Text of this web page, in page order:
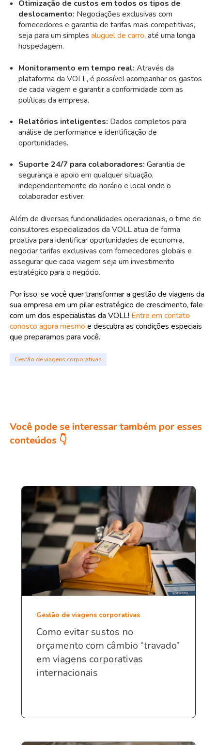
Otimização de custos em todos os tipos de
deslocamento: Negociações exclusivas com
fornecedores e garantia de tarifas mais competitivas,
seja para um simples aluguel de carro, até uma longa
hospedagem.
Monitoramento em tempo real: Através da
plataforma da VOLL, é possível acompanhar os gastos
de cada viagem e garantir a conformidade com as
políticas da empresa.
Relatórios inteligentes: Dados completos para
análise de performance e identificação de
oportunidades.
Suporte 24/7 para colaboradores: Garantia de
segurança e apoio em qualquer situação,
independentemente do horário e local onde o
colaborador estiver.
Além de diversas funcionalidades operacionais, o time de
consultores especializados da VOLL atua de forma
proativa para identificar oportunidades de economia,
negociar tarifas exclusivas com fornecedores globais e
assegurar que cada viagem seja um investimento
estratégico para o negócio.
Por isso, se você quer transformar a gestão de viagens da
sua empresa em um pilar estratégico de crescimento, fale
com um dos especialistas da VOLL! Entre em contato
conosco agora mesmo e descubra as condições especiais
que preparamos para você.
Gestão de viagens corporativas
Você pode se interessar também por esses
conteúdos 👇
Gestão de viagens corporativas
Como evitar sustos no
orçamento com câmbio “travado”
em viagens corporativas
internacionais